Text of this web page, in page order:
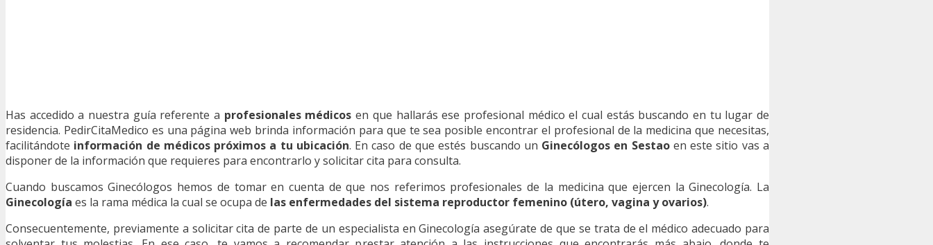
Has accedido a nuestra guía referente a profesionales médicos en que hallarás ese profesional médico el cual estás buscando en tu lugar de
residencia. PedirCitaMedico es una página web brinda información para que te sea posible encontrar el profesional de la medicina que necesitas,
facilitándote información de médicos próximos a tu ubicación. En caso de que estés buscando un Ginecólogos en Sestaoen este sitio vas a
disponer de la información que requieres para encontrarlo y solicitar cita para consulta.
Cuando buscamos Ginecólogos hemos de tomar en cuenta de que nos referimos profesionales de la medicina que ejercen la Ginecología. La
Ginecología es la rama médica la cual se ocupa de las enfermedades del sistema reproductor femenino (útero, vagina y ovarios).
Consecuentemente, previamente a solicitar cita de parte de un especialista en Ginecología asegúrate de que se trata de el médico adecuado para